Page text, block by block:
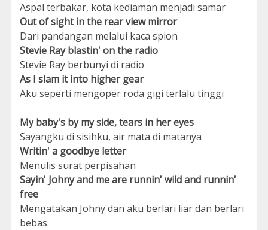
Aspal terbakar, kota kediaman menjadi samar
Out of sight in the rear view mirror
Dari pandangan melalui kaca spion
Stevie Ray blastin' on the radio
Stevie Ray berbunyi di radio
As I slam it into higher gear
Aku seperti mengoper roda gigi terlalu tinggi
My baby's by my side, tears in her eyes
Sayangku di sisihku, air mata di matanya
Writin' a goodbye letter
Menulis surat perpisahan
Sayin' Johny and me are runnin' wild and runnin'
free
Mengatakan Johny dan aku berlari liar dan berlari
bebas